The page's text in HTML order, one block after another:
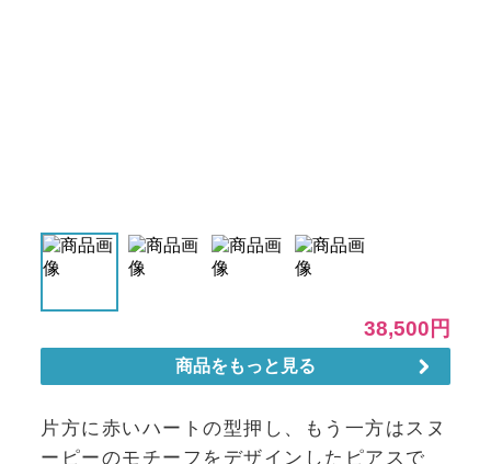
片方に赤いハートの型押し、もう一方はスヌ
ーピーのモチーフをデザインしたピアスで